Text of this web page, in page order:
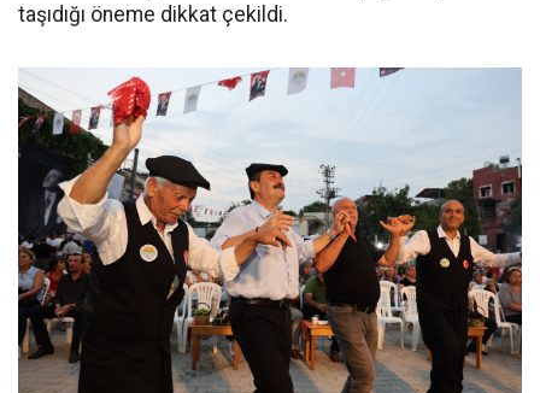
taşıdığı öneme dikkat çekildi.